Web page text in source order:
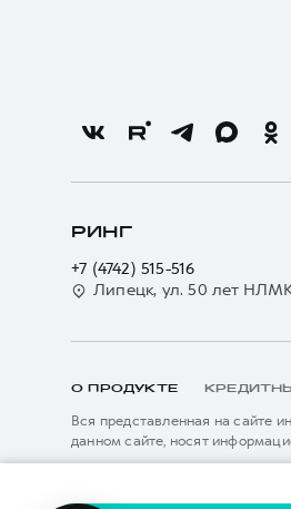
РИНГ
+7 (4742) 515-516
Липецк, ул. 50 лет
О ПРОДУКТЕ
Вся представленная на сайте
данном сайте, носят
подробной информации